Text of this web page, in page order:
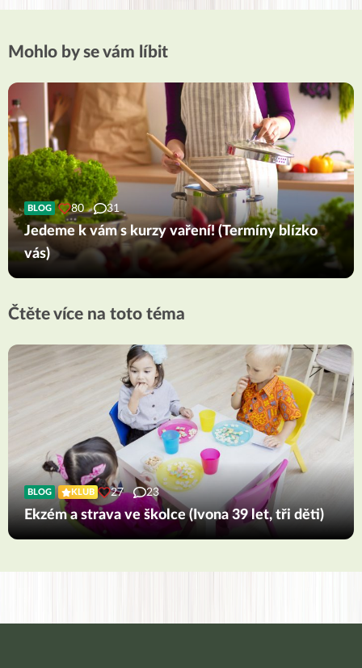
Mohlo by se vám líbit
BLOG 80 31
Jedeme k vám s kurzy vaření! (Termíny blízko
vás)
Čtěte více na toto téma
BLOG KLUB 27 23
Ekzém a strava ve školce (Ivona 39 let, tři děti)